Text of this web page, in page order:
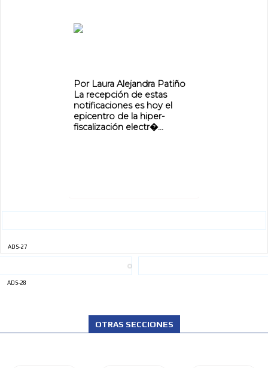
Por Laura Alejandra Patiño
La recepción de estas
notificaciones es hoy el
epicentro de la hiper-
fiscalización electr�...
ADS-27
ADS-28
OTRAS SECCIONES
ADVERTISEMENT
ADVERTISEMENT